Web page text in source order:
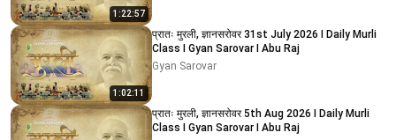
1:22:57
1:02:11
प्रातः मुरली, ज्ञानसरोवर 31st July 2026 I Daily Murli
Class I Gyan Sarovar I Abu Raj
Gyan Sarovar
प्रातः मुरली, ज्ञानसरोवर 5th Aug 2026 I Daily Murli
Class I Gyan Sarovar I Abu Raj